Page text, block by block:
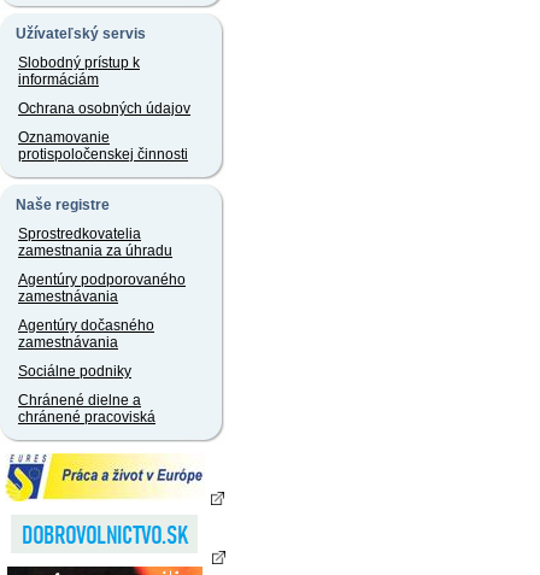
Užívateľský servis
Slobodný prístup k
informáciám
Ochrana osobných údajov
Oznamovanie
protispoločenskej činnosti
Naše registre
Sprostredkovatelia
zamestnania za úhradu
Agentúry podporovaného
zamestnávania
Agentúry dočasného
zamestnávania
Sociálne podniky
Chránené dielne a
chránené pracoviská